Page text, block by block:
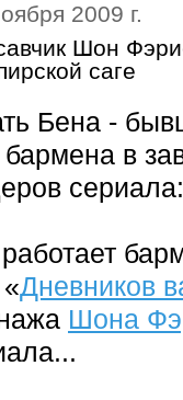
2009 г.
Шон
саге
Бена -
в
Дневников
Шона